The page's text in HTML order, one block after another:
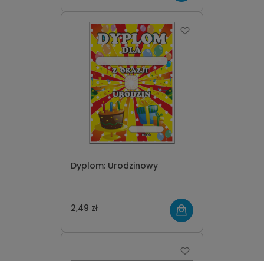
Dyplom: Urodzinowy
2,49 zł